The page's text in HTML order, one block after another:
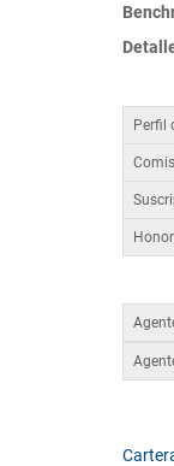
Perfil